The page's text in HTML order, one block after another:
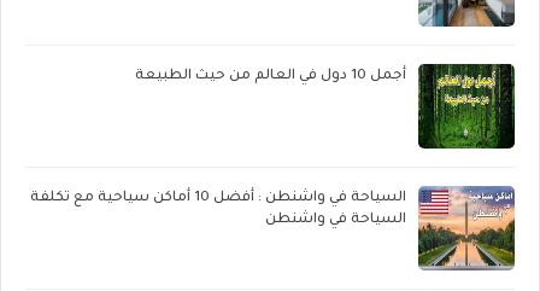
أجمل 10 دول في العالم من حيث الطبيعة
السياحة في واشنطن : أفضل 10 أماكن سياحية مع تكلفة
السياحة في واشنطن